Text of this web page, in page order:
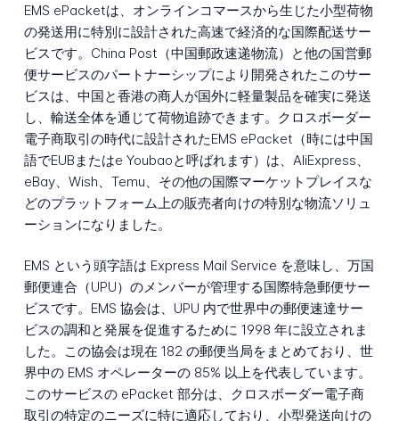
EMS ePacketは、オンラインコマースから生じた小型荷物
の発送用に特別に設計された高速で経済的な国際配送サー
ビスです。China Post（中国郵政速递物流）と他の国営郵
便サービスのパートナーシップにより開発されたこのサー
ビスは、中国と香港の商人が国外に軽量製品を確実に発送
し、輸送全体を通じて荷物追跡できます。クロスボーダー
電子商取引の時代に設計されたEMS ePacket（時には中国
語でEUBまたはe Youbaoと呼ばれます）は、AliExpress、
eBay、Wish、Temu、その他の国際マーケットプレイスな
どのプラットフォーム上の販売者向けの特別な物流ソリュ
ーションになりました。
EMS という頭字語は Express Mail Service を意味し、万国
郵便連合（UPU）のメンバーが管理する国際特急郵便サー
ビスです。EMS 協会は、UPU 内で世界中の郵便速達サー
ビスの調和と発展を促進するために 1998 年に設立されま
した。この協会は現在 182 の郵便当局をまとめており、世
界中の EMS オペレーターの 85% 以上を代表しています。
このサービスの ePacket 部分は、クロスボーダー電子商
取引の特定のニーズに特に適応しており、小型発送向けの